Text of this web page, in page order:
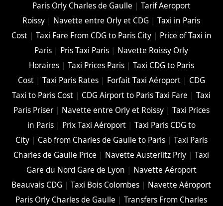
Paris Orly Charles de Gaulle | Tarif Aeroport
Roissy | Navette entre Orly et CDG |Taxi in Paris
Cost| Taxi Fare From CDG to Paris City| Price of Taxi in
Paris | Pris Taxi Paris | Navette Roissy Orly
Horaires| Taxi Prices Paris| Taxi CDG to Paris
Cost| Taxi Paris Rates| Forfait Taxi Aéroport| CDG
Taxi to Paris Cost | CDG Airport to Paris Taxi Fare |Taxi
Paris Priser| Navette entre Orly et Roissy| Taxi Prices
in Paris| Prix Taxi Aéroport| Taxi Paris CDG to
City| Cab from Charles de Gaulle to Paris| Taxi Paris
Charles de Gaulle Price | Navette Austerlitz Prly |Taxi
Gare du Nord Gare de Lyon | Navette Aéroport
Beauvais CDG |Taxi Bois Colombes | Navette Aéroport
Paris Orly Charles de Gaulle |Transfers From Charles